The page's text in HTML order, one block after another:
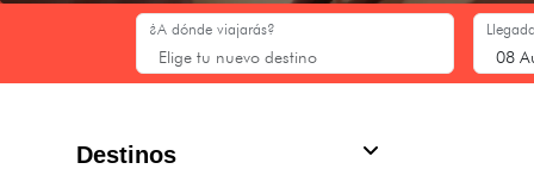
¿A dónde viajarás?
Destinos